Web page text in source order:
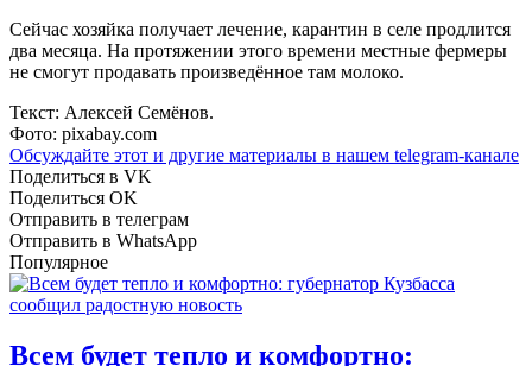
Сейчас хозяйка получает лечение, карантин в селе продлится
два месяца. На протяжении этого времени местные фермеры
не смогут продавать произведённое там молоко.
Текст: Алексей Семёнов.
Фото: pixabay.com
Обсуждайте этот и другие материалы в нашем telegram-канале
Поделиться в VK
Поделиться OK
Отправить в телеграм
Отправить в WhatsApp
Популярное
Всем будет тепло и комфортно: